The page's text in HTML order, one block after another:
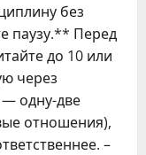
без
паузу.** Перед
до 10 или
через
одну-две
отношения),
–